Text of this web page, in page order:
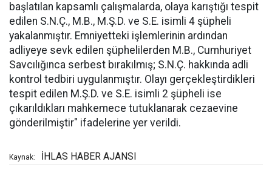
başlatılan kapsamlı çalışmalarda, olaya karıştığı tespit
edilen S.N.Ç., M.B., M.Ş.D. ve S.E. isimli 4 şüpheli
yakalanmıştır. Emniyetteki işlemlerinin ardından
adliyeye sevk edilen şüphelilerden M.B., Cumhuriyet
Savcılığınca serbest bırakılmış; S.N.Ç. hakkında adli
kontrol tedbiri uygulanmıştır. Olayı gerçekleştirdikleri
tespit edilen M.Ş.D. ve S.E. isimli 2 şüpheli ise
çıkarıldıkları mahkemece tutuklanarak cezaevine
gönderilmiştir" ifadelerine yer verildi.
Kaynak: İHLAS HABER AJANSI